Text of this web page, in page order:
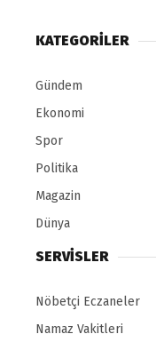
KATEGORİLER
Gündem
Ekonomi
Spor
Politika
Magazin
Dünya
SERVİSLER
Nöbetçi Eczaneler
Namaz Vakitleri